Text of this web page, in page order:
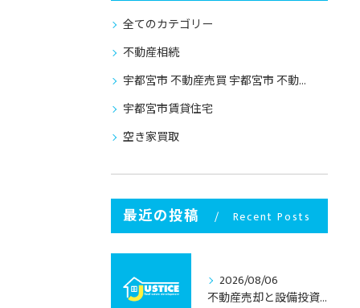
全てのカテゴリー
不動産相続
宇都宮市 不動産売買 宇都宮市 不動産売却
宇都宮市賃貸住宅
空き家買取
最近の投稿 Recent Posts
2026/08/06
不動産売却と設備投資で考える栃木県宇都宮市の資産価値と将来性